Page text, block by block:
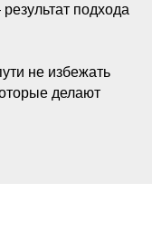
подхода
не избежать
делают